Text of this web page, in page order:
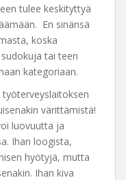
tulee keskityttyä
En sinänsä
koska
tai teen
kategoriaan.
värittämistä!
luovuutta ja
Ihan loogista,
hyötyjä, mutta
Ihan kiva